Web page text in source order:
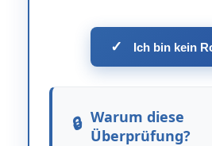
✓ Ich bin kein
Warum diese
Überprüfung?